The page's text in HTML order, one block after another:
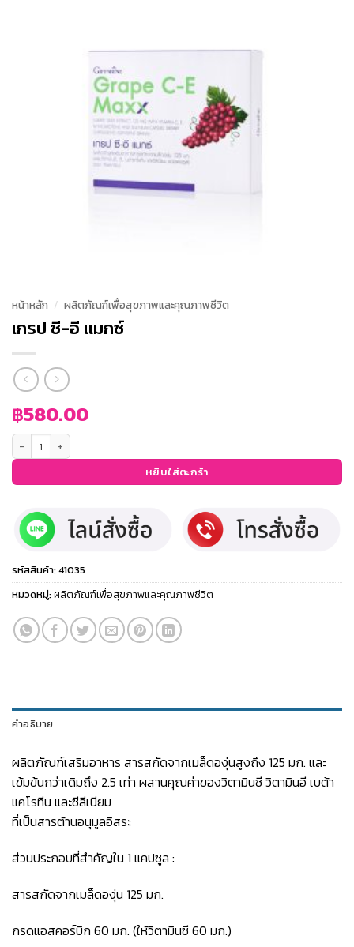
หน้าหลัก / ผลิตภัณฑ์เพื่อสุขภาพและคุณภาพชีวิต
เกรป ซี-อี แมกซ์
฿580.00
จำนวน เกรป ซี-อี แมกซ์ ชิ้น
หยิบใส่ตะกร้า
รหัสสินค้า:41035
หมวดหมู่:ผลิตภัณฑ์เพื่อสุขภาพและคุณภาพชีวิต
คำอธิบาย
ผลิตภัณฑ์เสริมอาหาร สารสกัดจากเมล็ดองุ่นสูงถึง 125 มก. และ
เข้มข้นกว่าเดิมถึง 2.5 เท่า ผสานคุณค่าของวิตามินซี วิตามินอี เบต้า
แคโรทีน และซีลีเนียม
ที่เป็นสารต้านอนุมูลอิสระ
ส่วนประกอบที่สำคัญใน 1 แคปซูล :
สารสกัดจากเมล็ดองุ่น 125 มก.
กรดแอสคอร์บิก 60 มก. (ให้วิตามินซี 60 มก.)